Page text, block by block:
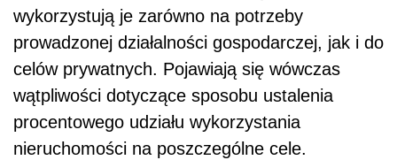
wykorzystują je zarówno na potrzeby
prowadzonej działalności gospodarczej, jak i do
celów prywatnych. Pojawiają się wówczas
wątpliwości dotyczące sposobu ustalenia
procentowego udziału wykorzystania
nieruchomości na poszczególne cele.